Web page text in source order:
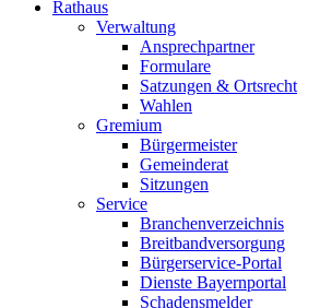
Rathaus
Verwaltung
Ansprechpartner
Formulare
Satzungen & Ortsrecht
Wahlen
Gremium
Bürgermeister
Gemeinderat
Sitzungen
Service
Branchenverzeichnis
Breitbandversorgung
Bürgerservice-Portal
Dienste Bayernportal
Schadensmelder